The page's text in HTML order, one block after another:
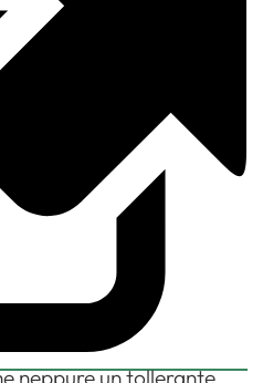
neppure un tollerante